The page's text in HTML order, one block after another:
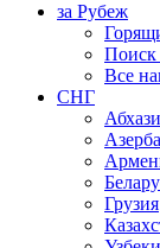
за Рубеж
Поиск
Все
СНГ
Грузия